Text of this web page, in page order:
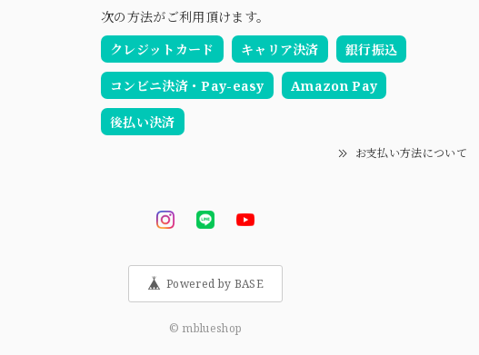
次の方法がご利用頂けます。
クレジットカード
キャリア決済 銀行振込
コンビニ決済・Pay-easy Amazon Pay
後払い決済
お支払い方法について
Powered by BASE
© mblueshop